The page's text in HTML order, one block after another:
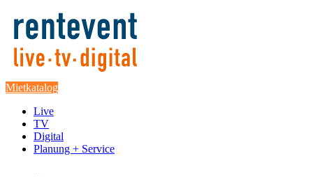
Mietkatalog
Live
TV
Digital
Planung + Service